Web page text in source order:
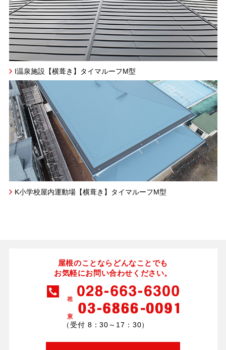
I温泉施設【横葺き】タイマルーフM型
K小学校屋内運動場【横葺き】タイマルーフM型
屋根のことならどんなことでも
お気軽にお問い合わせください。
（受付 8：30～17：30）